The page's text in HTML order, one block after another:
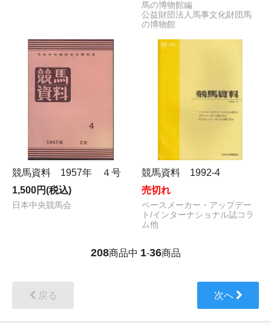
馬の博物館編
公益財団法人馬事文化財団馬
の博物館
競馬資料 1957年 ４号
1,500円(税込)
日本中央競馬会
競馬資料 1992-4
売切れ
ペースメーカー・アップデー
ト/インターナショナル誌コラ
ム他
208商品中 1-36商品
戻る 次へ